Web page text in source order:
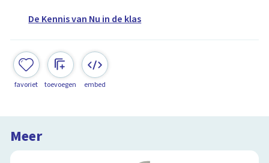
De Kennis van Nu in de klas
favoriet toevoegen embed
Meer